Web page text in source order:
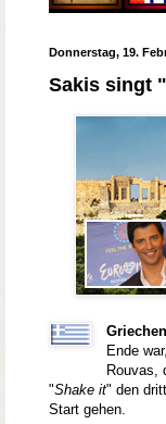
Donnerstag, 19.
Sakis singt
Ende
Rouvas,
"Shake it" den
Start gehen.